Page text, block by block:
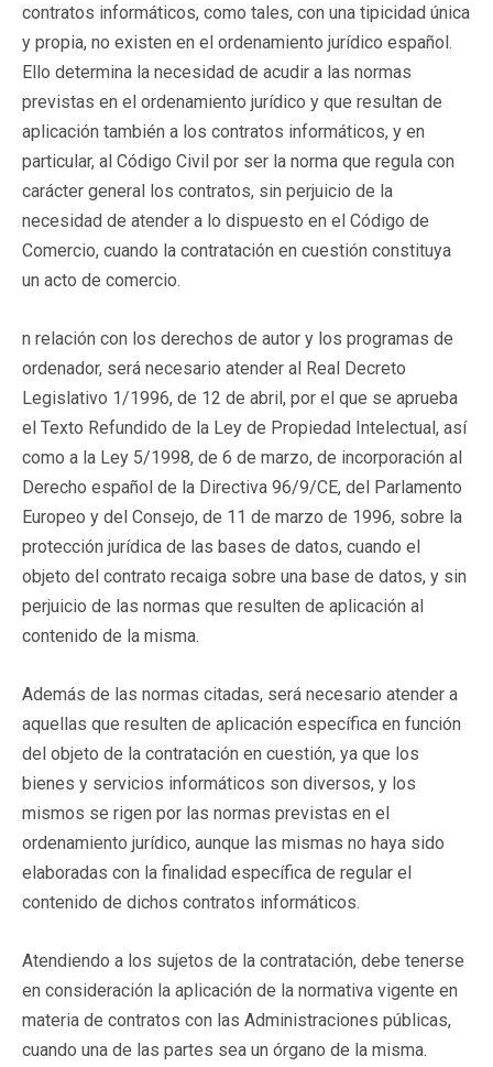
contratos informáticos, como tales, con una tipicidad única
y propia, no existen en el ordenamiento jurídico español.
Ello determina la necesidad de acudir a las normas
previstas en el ordenamiento jurídico y que resultan de
aplicación también a los contratos informáticos, y en
particular, al Código Civil por ser la norma que regula con
carácter general los contratos, sin perjuicio de la
necesidad de atender a lo dispuesto en el Código de
Comercio, cuando la contratación en cuestión constituya
un acto de comercio.
n relación con los derechos de autor y los programas de
ordenador, será necesario atender al Real Decreto
Legislativo 1/1996, de 12 de abril, por el que se aprueba
el Texto Refundido de la Ley de Propiedad Intelectual, así
como a la Ley 5/1998, de 6 de marzo, de incorporación al
Derecho español de la Directiva 96/9/CE, del Parlamento
Europeo y del Consejo, de 11 de marzo de 1996, sobre la
protección jurídica de las bases de datos, cuando el
objeto del contrato recaiga sobre una base de datos, y sin
perjuicio de las normas que resulten de aplicación al
contenido de la misma.
Además de las normas citadas, será necesario atender a
aquellas que resulten de aplicación específica en función
del objeto de la contratación en cuestión, ya que los
bienes y servicios informáticos son diversos, y los
mismos se rigen por las normas previstas en el
ordenamiento jurídico, aunque las mismas no haya sido
elaboradas con la finalidad específica de regular el
contenido de dichos contratos informáticos.
Atendiendo a los sujetos de la contratación, debe tenerse
en consideración la aplicación de la normativa vigente en
materia de contratos con las Administraciones públicas,
cuando una de las partes sea un órgano de la misma.